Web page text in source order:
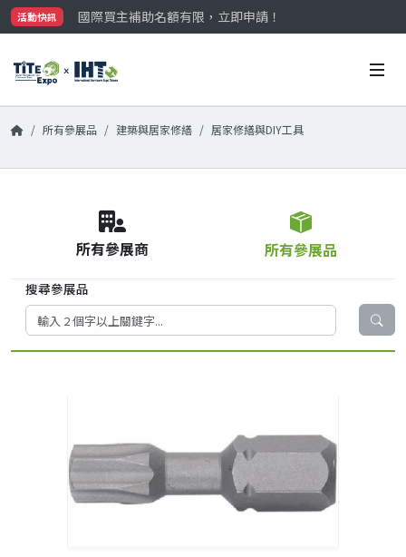
活動快訊
國際買主補助名額有限，立即申請！
參觀門票開放申請中‼️
國際買主補助名額有限，立即申請！
所有參展品 建築與居家修繕 居家修繕與DIY工具
所有參展商 所有參展品
搜尋參展品